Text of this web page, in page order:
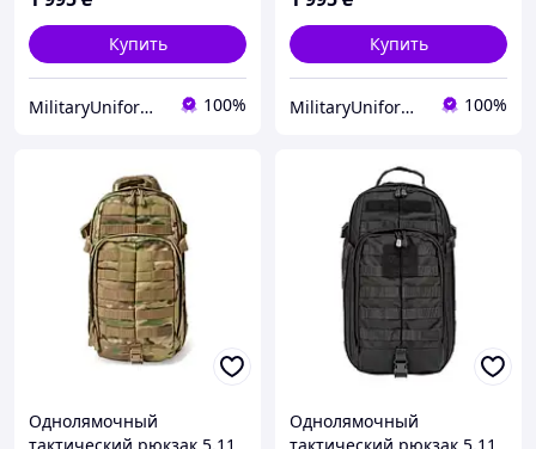
Купить
MilitaryUniformUA 100%
Купить
MilitaryUniformUA 100%
Однолямочный
Однолямочный